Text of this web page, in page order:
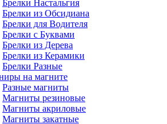
Брелки Настальгия
Брелки из Обсидиана
Брелки для Водителя
Брелки с Буквами
Брелки из Дерева
Брелки из Керамики
Брелки Разные
на магните
Разные магниты
Магниты резиновые
Магниты акриловые
Магниты закатные